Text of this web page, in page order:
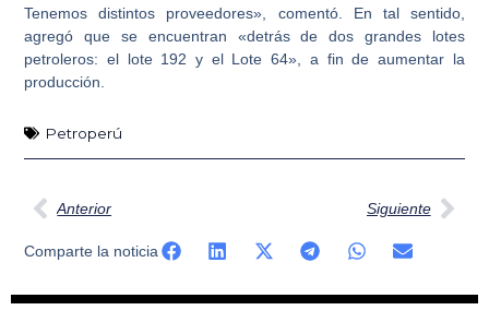
Tenemos distintos proveedores», comentó. En tal sentido,
agregó que se encuentran «detrás de dos grandes lotes
petroleros: el lote 192 y el Lote 64», a fin de aumentar la
producción.
Petroperú
Ant
Anterior Siguiente
Comparte la noticia